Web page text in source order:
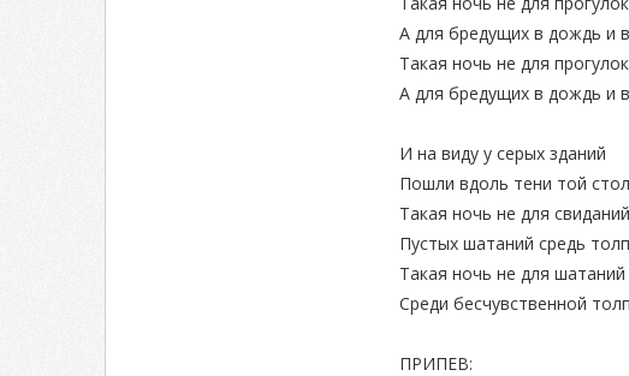
А для бредущих в дождь и
Такая ночь не для
А для бредущих в дождь и
И на виду у серых зданий
Пошли вдоль тени той
Такая ночь не для
Пустых шатаний средь
Такая ночь не для шатаний
Среди бесчувственной
ПРИПЕВ: